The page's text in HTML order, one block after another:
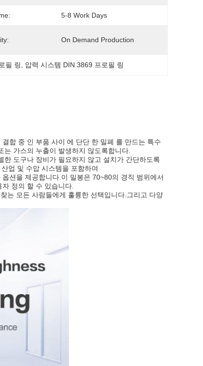
5-8 Work Days
On Demand Production
필 링 압력 시스템 DIN 3869 프로필 링
합 중 인 부품 사이 에 단단 한 밀폐 를 만드는 특수
가스의 누출이 발생하지 않도록합니다.
도구나 장비가 필요하지 않고 설치가 간단하도록
업 및 수압 시스템을 포함하여
션을 제공합니다.이 밀봉은 70~80의 경직 범위에서
정의 할 수 있습니다.
는 모든 사람들에게 훌륭한 선택입니다.그리고 다양